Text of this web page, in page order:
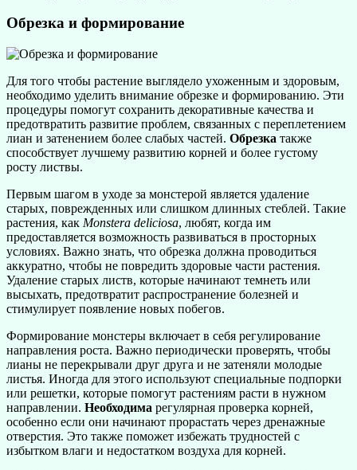
Обрезка и формирование
Для того чтобы растение выглядело ухоженным и здоровым,
необходимо уделить внимание обрезке и формированию. Эти
процедуры помогут сохранить декоративные качества и
предотвратить развитие проблем, связанных с переплетением
лиан и затенением более слабых частей. Обрезка также
способствует лучшему развитию корней и более густому
росту листвы.
Первым шагом в уходе за монстерой является удаление
старых, поврежденных или слишком длинных стеблей. Такие
растения, как Monstera deliciosa, любят, когда им
предоставляется возможность развиваться в просторных
условиях. Важно знать, что обрезка должна проводиться
аккуратно, чтобы не повредить здоровые части растения.
Удаление старых листв, которые начинают темнеть или
высыхать, предотвратит распространение болезней и
стимулирует появление новых побегов.
Формирование монстеры включает в себя регулирование
направления роста. Важно периодически проверять, чтобы
лианы не перекрывали друг друга и не затеняли молодые
листья. Иногда для этого используют специальные подпорки
или решетки, которые помогут растениям расти в нужном
направлении. Необходима регулярная проверка корней,
особенно если они начинают прорастать через дренажные
отверстия. Это также поможет избежать трудностей с
избытком влаги и недостатком воздуха для корней.